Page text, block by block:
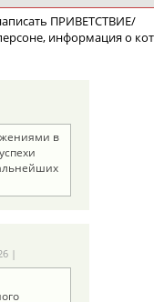
ПРИВЕТСТВИЕ/
информация о
в
|